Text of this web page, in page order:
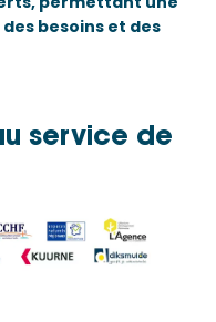
besoins et des
service de